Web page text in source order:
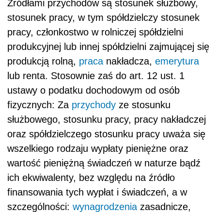
Źródłami przychodów są stosunek służbowy,
stosunek pracy, w tym spółdzielczy stosunek
pracy, członkostwo w rolniczej spółdzielni
produkcyjnej lub innej spółdzielni zajmującej się
produkcją rolną, praca nakładcza, emerytura
lub renta. Stosownie zaś do art. 12 ust. 1
ustawy o podatku dochodowym od osób
fizycznych: Za przychody ze stosunku
służbowego, stosunku pracy, pracy nakładczej
oraz spółdzielczego stosunku pracy uważa się
wszelkiego rodzaju wypłaty pieniężne oraz
wartość pieniężną świadczeń w naturze bądź
ich ekwiwalenty, bez względu na źródło
finansowania tych wypłat i świadczeń, a w
szczególności: wynagrodzenia zasadnicze,